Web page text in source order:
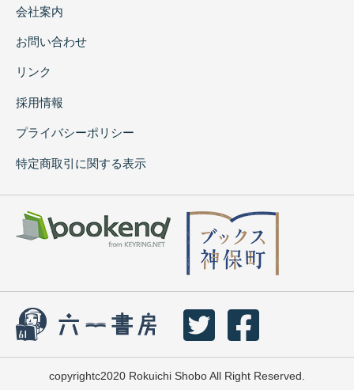
会社案内
お問い合わせ
リンク
採用情報
プライバシーポリシー
特定商取引に関する表示
copyrightc2020 Rokuichi Shobo All Right Reserved.